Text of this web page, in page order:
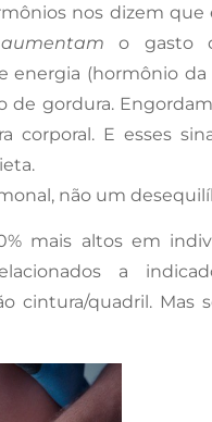
nos dizem que
aumentam o gasto
energia (hormônio
de gordura.
corporal. E esses
não um
mais altos em
a
cintura/quadril. Mas